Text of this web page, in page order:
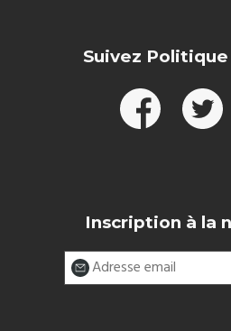
Suivez
Inscription à la